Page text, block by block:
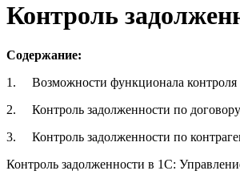
Контроль
Содержание:
1. Возможности функционала контроля
2. Контроль задолженности по
3. Контроль задолженности по
Контроль задолженности в 1С: